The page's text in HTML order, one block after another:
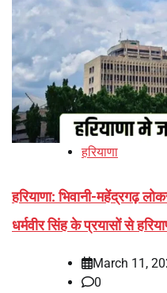
हरियाणा
हरियाणा: भिवानी-महेंद्रगढ़
धर्मवीर सिंह के प्रयासों से
March 11,
0